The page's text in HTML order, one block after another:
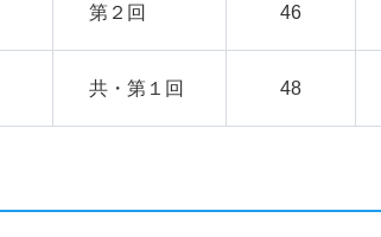
第２回 46
共・第１回 48